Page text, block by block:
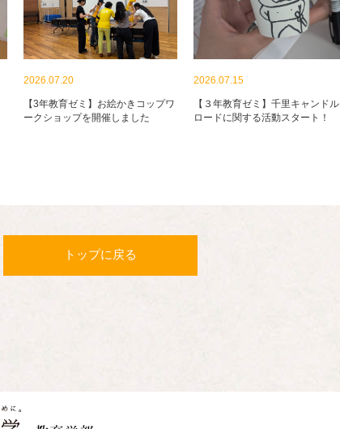
2026.07.20
【3年教育ゼミ】お絵かきコップワ
ークショップを開催しました
2026.07.15
【３年教育ゼミ】千里キャンドル
ロードに関する活動スタート！
トップに戻る